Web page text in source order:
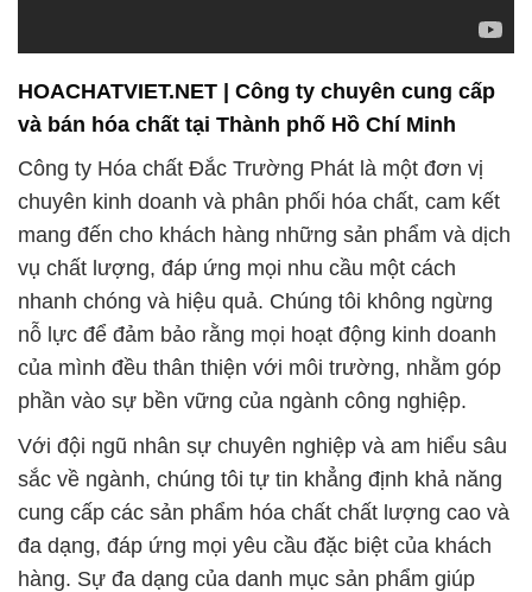
HOACHATVIET.NET | Công ty chuyên cung cấp
và bán hóa chất tại Thành phố Hồ Chí Minh
Công ty Hóa chất Đắc Trường Phát là một đơn vị
chuyên kinh doanh và phân phối hóa chất, cam kết
mang đến cho khách hàng những sản phẩm và dịch
vụ chất lượng, đáp ứng mọi nhu cầu một cách
nhanh chóng và hiệu quả. Chúng tôi không ngừng
nỗ lực để đảm bảo rằng mọi hoạt động kinh doanh
của mình đều thân thiện với môi trường, nhằm góp
phần vào sự bền vững của ngành công nghiệp.
Với đội ngũ nhân sự chuyên nghiệp và am hiểu sâu
sắc về ngành, chúng tôi tự tin khẳng định khả năng
cung cấp các sản phẩm hóa chất chất lượng cao và
đa dạng, đáp ứng mọi yêu cầu đặc biệt của khách
hàng. Sự đa dạng của danh mục sản phẩm giúp